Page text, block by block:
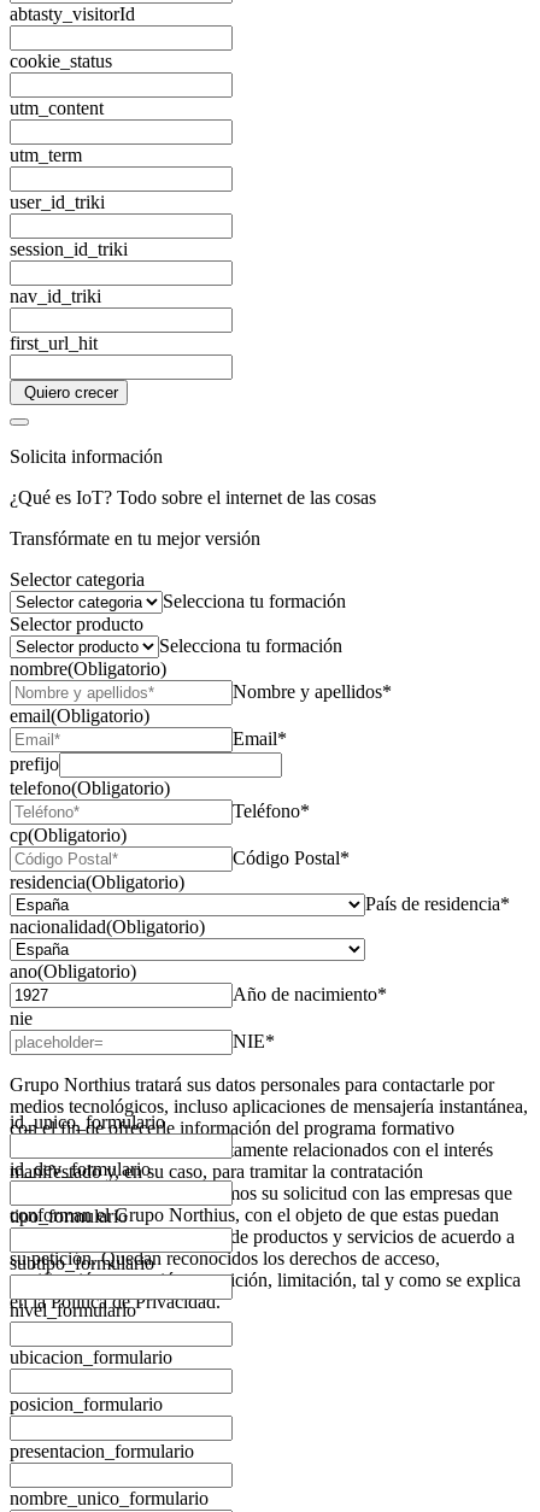
abtasty_visitorId
cookie_status
utm_content
utm_term
user_id_triki
session_id_triki
nav_id_triki
first_url_hit
Quiero crecer
Solicita información
¿Qué es IoT? Todo sobre el internet de las cosas
Transfórmate en tu mejor versión
Selector categoria
Selecciona tu formación
Selector producto
Selecciona tu formación
nombre(Obligatorio)
Nombre y apellidos*
email(Obligatorio)
Email*
prefijo
telefono(Obligatorio)
Teléfono*
cp(Obligatorio)
Código Postal*
residencia(Obligatorio)
País de residencia*
nacionalidad(Obligatorio)
ano(Obligatorio)
Año de nacimiento*
nie
NIE*
Grupo Northius tratará sus datos personales para contactarle por
medios tecnológicos, incluso aplicaciones de mensajería instantánea,
con el fin de ofrecerle información del programa formativo
seleccionado o de otros directamente relacionados con el interés
manifestado y, en su caso, para tramitar la contratación
correspondiente. Compartiremos su solicitud con las empresas que
conforman elGrupo Northius, con el objeto de que estas puedan
hacerle llegar la mejor oferta de productos y servicios de acuerdo a
su petición. Quedan reconocidos los derechos de acceso,
rectificación, supresión, oposición, limitación, tal y como se explica
en laPolítica de Privacidad.
id_unico_formulario
id_dev_formulario
tipo_formulario
subtipo_formulario
nivel_formulario
ubicacion_formulario
posicion_formulario
presentacion_formulario
nombre_unico_formulario